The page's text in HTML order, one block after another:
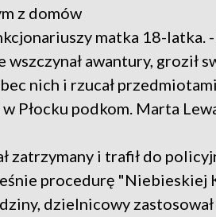
z domów
matka 18-latka.
awantury, groził
nich i rzucał
Płocku podkom. Marta
i trafił do
procedurę "Niebieskiej
dzielnicowy